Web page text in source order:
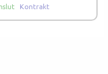
Kontrakt